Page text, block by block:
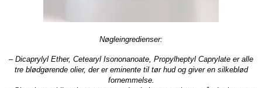
Nøgleingredienser:
– Dicaprylyl Ether, Cetearyl Isononanoate, Propylheptyl Caprylate er alle
tre blødgørende olier, der er eminente til tør hud og giver en silkeblød
fornemmelse.